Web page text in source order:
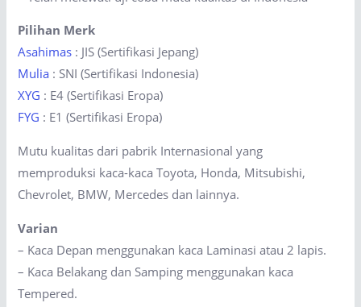
Pilihan Merk
Asahimas : JIS (Sertifikasi Jepang)
Mulia : SNI (Sertifikasi Indonesia)
XYG : E4 (Sertifikasi Eropa)
FYG : E1 (Sertifikasi Eropa)
Mutu kualitas dari pabrik Internasional yang
memproduksi kaca-kaca Toyota, Honda, Mitsubishi,
Chevrolet, BMW, Mercedes dan lainnya.
Varian
– Kaca Depan menggunakan kaca Laminasi atau 2 lapis.
– Kaca Belakang dan Samping menggunakan kaca
Tempered.